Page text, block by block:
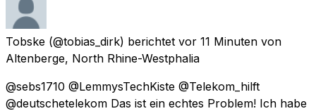
Tobske (@tobias_dirk) berichtet vor 11 Minuten von
Altenberge, North Rhine-Westphalia
@sebs1710 @LemmysTechKiste @Telekom_hilft
@deutschetelekom Das ist ein echtes Problem! Ich habe